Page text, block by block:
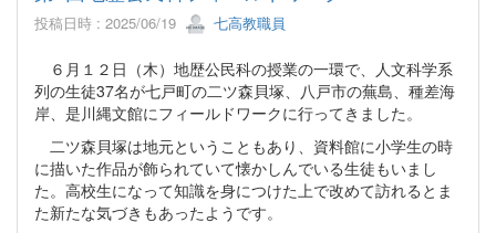
投稿日時 : 2025/06/19 七高教職員
６月１２日（木）地歴公民科の授業の一環で、人文科学系
列の生徒37名が七戸町の二ツ森貝塚、八戸市の蕪島、種差海
岸、是川縄文館にフィールドワークに行ってきました。
二ツ森貝塚は地元ということもあり、資料館に小学生の時
に描いた作品が飾られていて懐かしんでいる生徒もいまし
た。高校生になって知識を身につけた上で改めて訪れるとま
た新たな気づきもあったようです。